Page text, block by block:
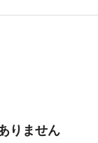
りません